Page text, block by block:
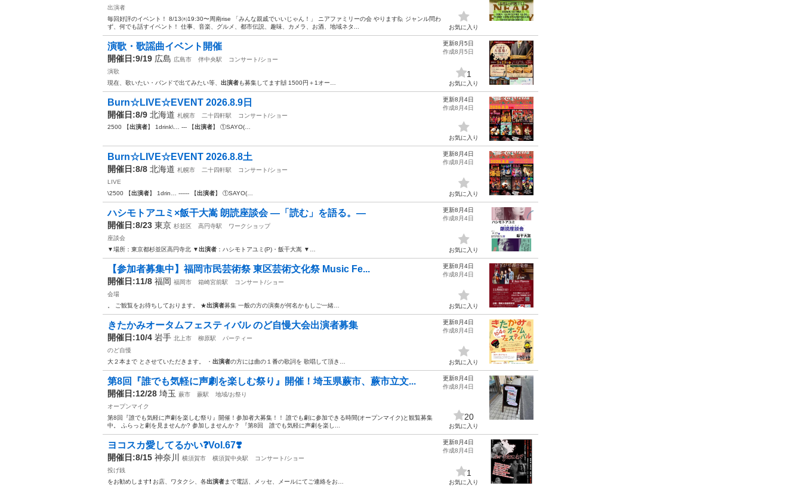
出演者
毎回好評のイベント！ 8/13㈭19:30〜周南rise 「みんな親戚でいいじゃん！」 ニアファミリーの会 やります🙋 ジャンル問わ
ず、何でも話すイベント！ 仕事、音楽、グルメ、都市伝説、趣味、カメラ、お酒、地域ネタ...
お気に入り
演歌・歌謡曲イベント開催
開催日:9/19 広島 広島市 伴中央駅
コンサート/ショー
演歌
現在、歌いたい・バンドで出てみたい等、 出演者も募集してます🙌 1500円＋1オー…
更新8月5日
作成8月5日
1
お気に入り
Burn☆LIVE☆EVENT 2026.8.9日
開催日:8/9 北海道 札幌市 二十四軒駅
コンサート/ショー
2500 【出演者】 1drink\… --- 【出演者】 ①SAYO(…
更新8月4日
作成8月4日
お気に入り
Burn☆LIVE☆EVENT 2026.8.8土
開催日:8/8 北海道 札幌市 二十四軒駅
コンサート/ショー
LIVE
\2500 【出演者】 1drin… ------ 【出演者】 ①SAYO(…
更新8月4日
作成8月4日
お気に入り
ハシモトアユミ×飯干大嵩 朗読座談会 ―「読む」を語る。―
開催日:8/23 東京 杉並区 高円寺駅
ワークショップ
座談会
▼場所：東京都杉並区高円寺北 ▼出演者 ：ハシモトアユミ(P)・飯干大嵩 ▼…
更新8月4日
作成8月4日
お気に入り
【参加者募集中】福岡市民芸術祭 東区芸術文化祭 Music Fe...
開催日:11/8 福岡 福岡市 箱崎宮前駅
コンサート/ショー
会場
。 ご観覧をお待ちしております。 ★出演者募集 一般の方の演奏が何名かもしご一緒…
更新8月4日
作成8月4日
お気に入り
きたかみオータムフェスティバル のど自慢大会出演者募集
開催日:10/4 岩手 北上市 柳原駅
パーティー
のど自慢
大２本まで とさせていただきます。 ・ 出演者の方には曲の１番の歌詞を 歌唱して頂き…
更新8月4日
作成8月4日
お気に入り
第8回『誰でも気軽に声劇を楽しむ祭り』開催！埼玉県蕨市、蕨市立文...
開催日:12/28 埼玉 蕨市 蕨駅
地域/お祭り
オープンマイク
第8回『誰でも気軽に声劇を楽しむ祭り』開催！参加者大募集！！ 誰でも劇に参加できる時間(オープンマイク)と観覧募集
中。 ふらっと劇を見ませんか? 参加しませんか？ 『第8回 誰でも気軽に声劇を楽し...
更新8月4日
作成8月4日
20
お気に入り
ヨコスカ愛してるかい❓Vol.67❣️
開催日:8/15 神奈川 横須賀市 横須賀中央駅
コンサート/ショー
投げ銭
をお勧めします❗️ お店、ワタクシ、各出演者まで電話、メッセ、メールにてご連絡をお…
更新8月4日
作成8月4日
1
お気に入り